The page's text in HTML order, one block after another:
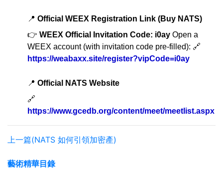
📍 Official WEEX Registration Link (Buy NATS)
👉 WEEX Official Invitation Code: i0ay Open a
WEEX account (with invitation code pre-filled): 🔗
https://weabaxx.site/register?vipCode=i0ay
📍 Official NATS Website
🔗
https://www.gcedb.org/content/meet/meetlist.aspx
上一篇(NATS 如何引領加密產)
藝術精華目錄